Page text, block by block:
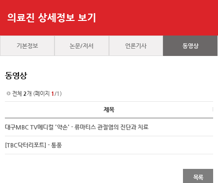
의료진 상세정보 보기
기본정보 논문/저서 언론기사 동영상
동영상
전체 2개 (페이지 1/1)
제목
대구MBC TV메디컬 '약손' - 류마티스 관절염의 진단과 치료
[TBC닥터리포트] - 통풍
목록